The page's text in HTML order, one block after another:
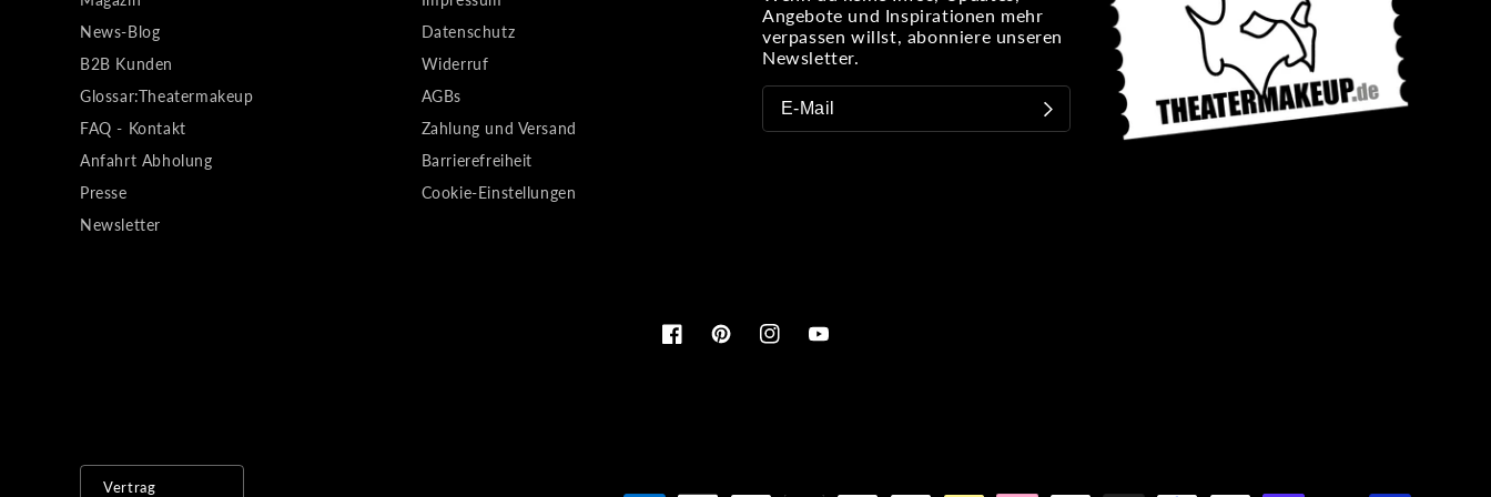
News-Blog
B2B Kunden
Glossar:Theatermakeup
FAQ - Kontakt
Anfahrt Abholung
Presse
Newsletter
Datenschutz
Widerruf
AGBs
Zahlung und Versand
Barrierefreiheit
Cookie-Einstellungen
Angebote und Inspirationen mehr
verpassen willst, abonniere unseren
Newsletter.
FacebookPinterestInstagramYouTube
Vertrag